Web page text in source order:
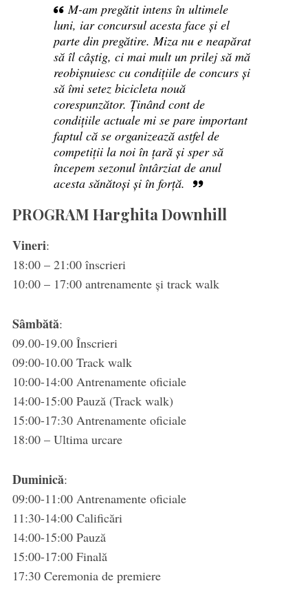
M-am pregătit intens în ultimele
luni, iar concursul acesta face și el
parte din pregătire. Miza nu e neapărat
să îl câștig, ci mai mult un prilej să mă
reobișnuiesc cu condițiile de concurs și
să îmi setez bicicleta nouă
corespunzător. Ținând cont de
condițiile actuale mi se pare important
faptul că se organizează astfel de
competiții la noi în țară și sper să
începem sezonul întârziat de anul
acesta sănătoși și în forță.
PROGRAM Harghita Downhill
Vineri:
18:00 – 21:00 înscrieri
10:00 – 17:00 antrenamente și track walk
Sâmbătă:
09.00-19.00 Înscrieri
09:00-10.00 Track walk
10:00-14:00 Antrenamente oficiale
14:00-15:00 Pauză (Track walk)
15:00-17:30 Antrenamente oficiale
18:00 – Ultima urcare
Duminică:
09:00-11:00 Antrenamente oficiale
11:30-14:00 Calificări
14:00-15:00 Pauză
15:00-17:00 Finală
17:30 Ceremonia de premiere